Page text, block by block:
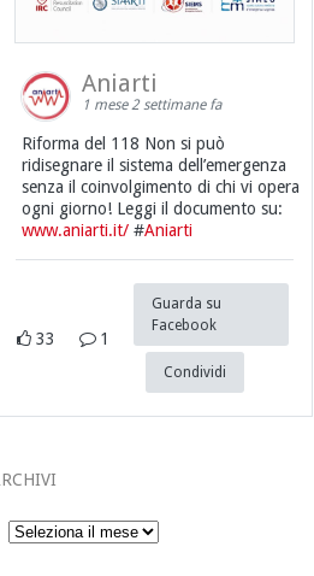
Aniarti
1 mese 2 settimane fa
Riforma del 118 Non si può
ridisegnare il sistema dell’emergenza
senza il coinvolgimento di chi vi opera
ogni giorno! Leggi il documento su:
www.aniarti.it/ #Aniarti
33 1
Guarda su
Facebook
Condividi